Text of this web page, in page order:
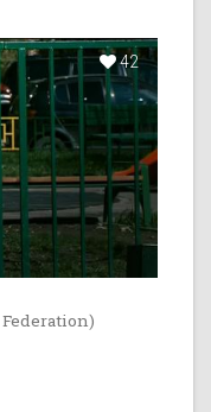
42
Federation)